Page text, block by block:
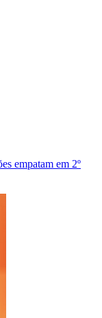
empatam em 2º